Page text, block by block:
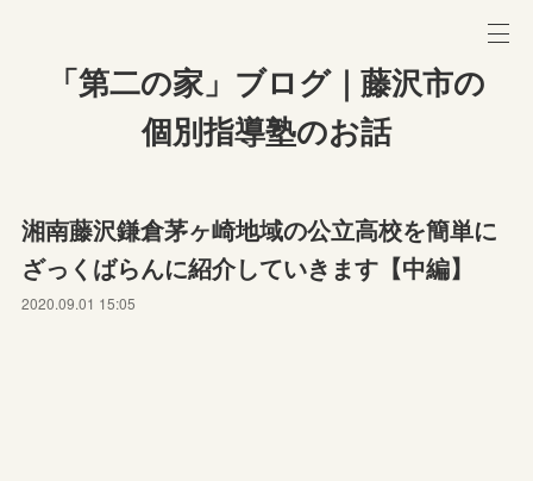
「第二の家」ブログ｜藤沢市の
個別指導塾のお話
湘南藤沢鎌倉茅ヶ崎地域の公立高校を簡単に
ざっくばらんに紹介していきます【中編】
2020.09.01 15:05